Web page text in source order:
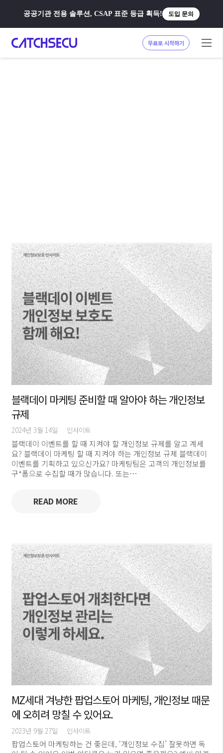
공공기관 전용 솔루션, CSAP 표준 등급 획득! 도입 문의
무료로 시작하기
블랙데이 마케팅 준비할 때 알아야 하는 개인정보
규제
2024년 3월 14일 인사이트
블랙데이 이벤트를 할 때 지켜야 할 개인정보 규제를 알고 계세
요? 블랙데이 마케팅 할 때 지켜야 하는 개인정보 규제 블랙데이
이벤트를 기획하고 있으신가요? 마케팅팀은 고객의 개인정보를
구*폼으로 수집할 때가 많습니다. 또는…
READ MORE
MZ세대 겨냥한 팝업스토어 마케팅, 개인정보 때문
에 오히려 망칠 수 있어요.
2023년 9월 27일 인사이트
팝업스토어 마케팅하는 건 좋은데, ‘개인정보 수집’ 잘못하면 독